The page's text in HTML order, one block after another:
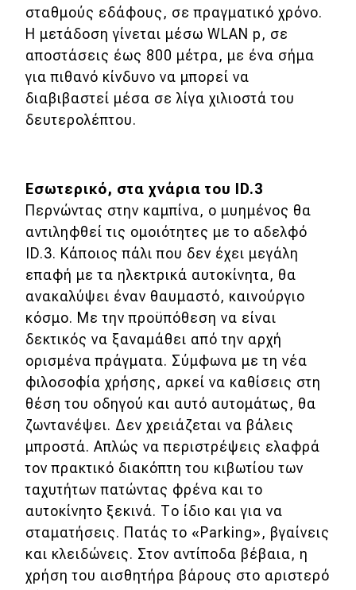
σταθμούς εδάφους, σε πραγματικό χρόνο.
Η μετάδοση γίνεται μέσω WLAN p, σε
αποστάσεις έως 800 μέτρα, με ένα σήμα
για πιθανό κίνδυνο να μπορεί να
διαβιβαστεί μέσα σε λίγα χιλιοστά του
δευτερολέπτου.
Εσωτερικό, στα χνάρια του ID.3
Περνώντας στην καμπίνα, ο μυημένος θα
αντιληφθεί τις ομοιότητες με το αδελφό
ID.3. Κάποιος πάλι που δεν έχει μεγάλη
επαφή με τα ηλεκτρικά αυτοκίνητα, θα
ανακαλύψει έναν θαυμαστό, καινούργιο
κόσμο. Με την προϋπόθεση να είναι
δεκτικός να ξαναμάθει από την αρχή
ορισμένα πράγματα. Σύμφωνα με τη νέα
φιλοσοφία χρήσης, αρκεί να καθίσεις στη
θέση του οδηγού και αυτό αυτομάτως, θα
ζωντανέψει. Δεν χρειάζεται να βάλεις
μπροστά. Απλώς να περιστρέψεις ελαφρά
τον πρακτικό διακόπτη του κιβωτίου των
ταχυτήτων πατώντας φρένα και το
αυτοκίνητο ξεκινά. Το ίδιο και για να
σταματήσεις. Πατάς το «Parking», βγαίνεις
και κλειδώνεις. Στον αντίποδα βέβαια, η
χρήση του αισθητήρα βάρους στο αριστερό